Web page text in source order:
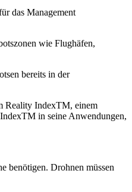
das Management
wie Flughäfen,
bereits in der
Reality IndexTM, einem
in seine Anwendungen,
benötigen. Drohnen müssen